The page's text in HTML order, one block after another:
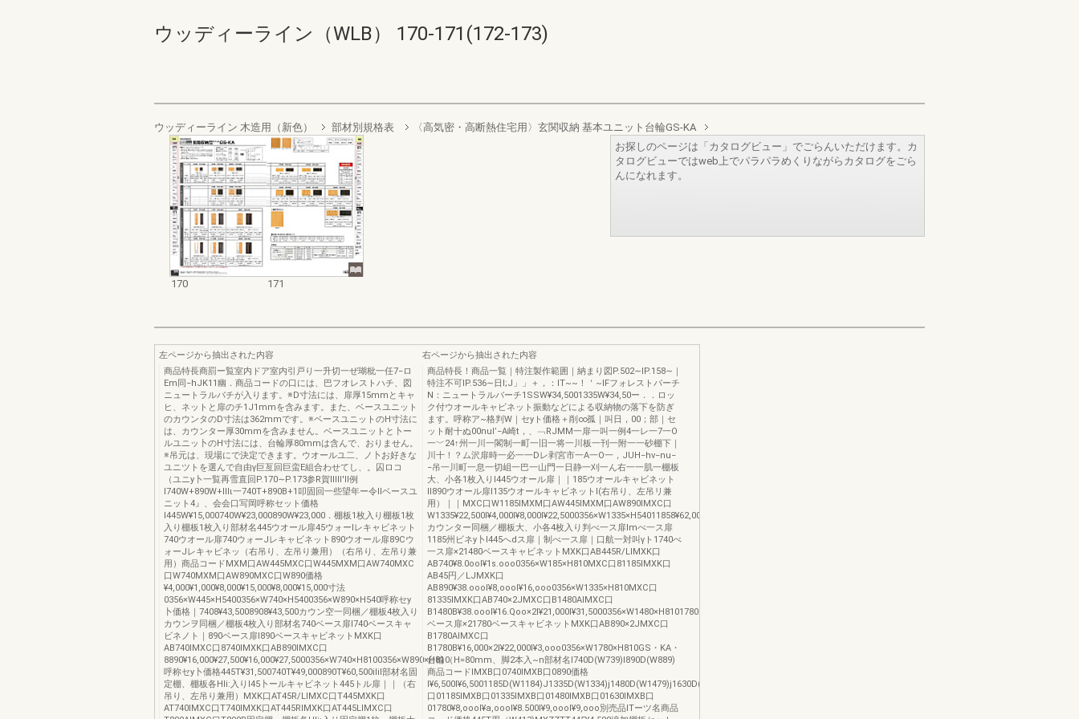
ウッディーライン（WLB） 170-171(172-173)
ウッディーライン 木造用（新色） 部材別規格表 〈高気密・高断熱住宅用〉玄関収納 基本ユニット台輪GS-KA
170 171
お探しのページは「カタログビュー」でごらんいただけます。カ
タログビューではweb上でパラパラめくりながらカタログをごら
んになれます。
左ページから抽出された内容
商品特長商罰ー覧室内ドア室内引戸り一升切一ぜ瑚枇一任7−ロ
Em同−hJK11幽．商品コードの口には、巴フオレストハチ、図
ニュートラルバチが入ります。※D寸法には、扉厚15mmとキャ
ヒ、ネットと扉のチ1J1mmを含みます。また、ベースユニット
のカウンタのD寸法は362mmです。※ベースユニットのH寸法に
は、カウンター厚30mmを含みません。ベースユニットと卜ー
ルユニッ卜のH寸法には、台輪厚80mmは含んで、おりません。
※吊元は、現場にで決定できます。ウオールユ二、ノ卜お好きな
ユニツトを選んで自由γ巨亙回巨蛮E組合わせてし、。囚ロコ
（ユニy卜一覧再雪直回P.170∼P.173参R賀lIIII'II例
l740W+890W+IIIι一740T+890B+1叩固回一些望年ー令Ilベースユ
ニット4』、会会口写岡呼称セット価格
l445W¥15,000740W¥23,000890W¥23,000．棚板1枚入り棚板1枚
入り棚板1枚入り部材名445ウオール扉45ウォーlレキャビネット
740ウオール扉740ウォーJレキャビネット890ウオール扉89Cウ
ォーJレキャビネッ（右吊り、左吊り兼用）（右吊り、左吊り兼
用）商品コードMXM口AW445MXC口W445MXM口AW740MXC
口W740MXM口AW890MXC口W890価格
¥4,000¥1,000¥8,000¥15,000¥8,000¥15,000寸法
0356×W445×H5400356×W740×H5400356×W890×H540呼称セy
卜価格｜7408¥43,5008908¥43,500カウン空一同梱／棚板4枚入り
カウンヲ同梱／棚板4枚入り部材名740ベース扉I740ベースキャ
ビネノト｜890ベース扉I890ベースキャビネットMXK口
AB740IMXC口8740IMXK口AB890IMXC口
8890¥16,000¥27,500¥16,000¥27,5000356×W740×H8100356×W890×H810
呼称セy卜価格445T¥31,500740T¥49,000890T¥60,500ilil部材名固
定棚、棚板各Hli:入りI45卜ールキャビネット445トル扉｜｜（右
吊り、左吊り兼用）MXK口AT45R/LIMXC口T445MXK口
AT740IMXC口T740IMXK口AT445RIMXK口AT445LIMXC口
右ページから抽出された内容
商品特長！商品一覧｜特注製作範囲｜納まり図P.502∼IP.158∼｜
特注不可IP.536∼日l;J」」＋，：IT~~！＇~IFフォレストパーチ
N：ニュートラルバーチ1SSW¥34,5001335W¥34,50ー．．ロッ
ク付ウオールキャビネット振動などによる収納物の落下を防ぎ
ます。呼称ア~格判W｜セyト価格＋削∞孤｜叫日，00；部｜セ
ット耐十ぬ00nul’−A崎t，、﹁RJMM一扉一叫一例4一レ一7一O
一﹀24↑州一川一閣制一町一旧一将一川板一刊一附一一砂棚下｜
川十！？ム沢扉時一必一一Dレ剥宮市一A一O一，JUH−hv−nu−
−吊一川町一息一切岨一巴一山門一日静一刈一ん右一一肌一棚板
大、小各1枚入りI445ウオール扉｜｜185ウオールキャビネット
lI890ウオール扉I135ウオールキャビネットI(右吊り、左吊リ兼
用）｜｜MXC口W1185IMXM口AW445IMXM口AW890IMXC口
W1335¥22,500I¥4,000I¥8,000I¥22,5000356×W1335×H54011858¥62,00013358¥62,00014808¥84,500
カウンター同梱／棚板大、小各4枚入り判べ一ス扉lmべ一ス扉
1185州ビネy卜I445へdス扉｜制べ一ス扉｜口航一対叫γト1740べ
一ス扉×21480ベースキャビネットMXK口AB445R/LIMXK口
AB740¥8.0ooI¥1s.ooo0356×W185×H810MXC口81185IMXK口
AB45円／LJMXK口
AB890¥38.oooI¥8,oooI¥16,ooo0356×W1335×H810MXC口
81335IMXK口AB740×2JMXC口B1480AIMXC口
B1480B¥38.oooI¥16.Qoo×2I¥21,000I¥31,5000356×W1480×H81017808¥87,000890
ベース扉×21780ベースキャビネットMXK口AB890×2JMXC口
B1780AIMXC口
B1780B¥16,000×2I¥22,000I¥3,ooo0356×W1780×H810GS・KA・
台輪（H=80mm、脚2本入~n部材名I740D(W739)I890D(W889)
商品コードIMXB口0740IMXB口0890価格
I¥6,500I¥6,5001185D(W1184)J1335D(W1334)j1480D(W1479)j1630D(W1629)J1780D(W1779)MXB
口01185IMXB口01335IMXB口01480IMXB口01630IMXB口
01780¥8,oooI¥a,oooI¥8.500I¥9,oooI¥9,ooo別売品ITーツ名商品